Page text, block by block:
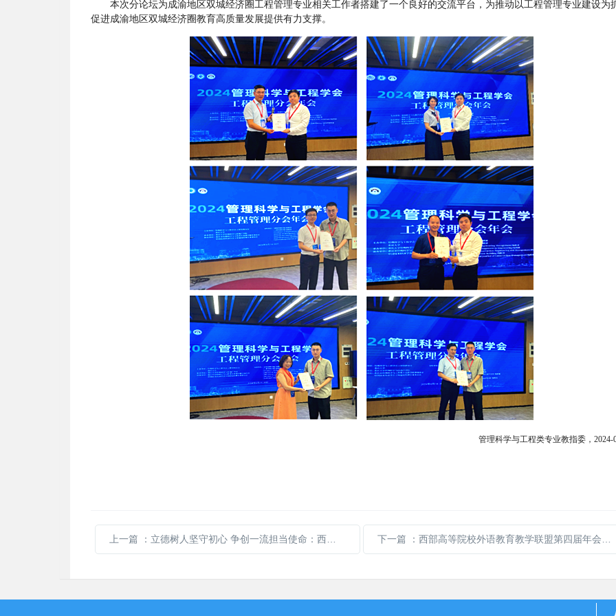
本次分论坛为成渝地区双城经济圈工程管理专业相关工作者搭建了一个良好的交流平台，为推动以工程管理专业建设为
促进成渝地区双城经济圈教育高质量发展提供有力支撑。
管理科学与工程类专业教指委， 2024-
上一篇 ：立德树人坚守初心 争创一流担当使命：西南大学召开普通昆虫学一流本科课程建设研讨会暨教育部西南地区普通昆虫学课程虚拟教研室研讨会、普通昆虫学教材编委会 下一篇 ：西部高等院校外语教育教学联盟第四届年会暨新时代·新西部·新文科高等外语教育改革研讨会举行